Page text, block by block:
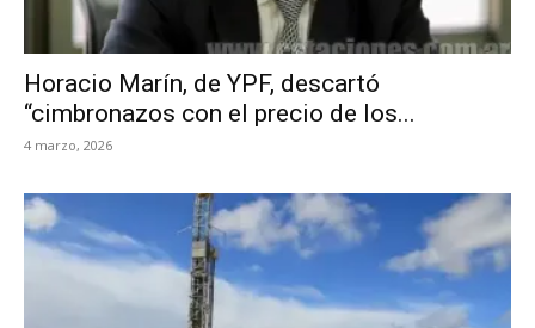
Horacio Marín, de YPF, descartó
“cimbronazos con el precio de los...
4 marzo, 2026